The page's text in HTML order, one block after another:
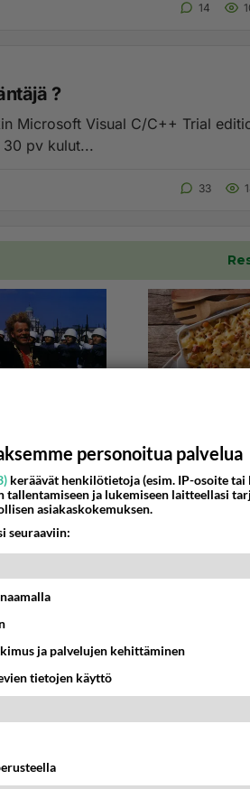
14
?
Microsoft Visual C/C++ Trial
30 pv kulut...
33
kaikkea hyötyohjelmista
NULL-sanaan mut...
personoitua palvelua
keräävät henkilötietoja (esim. IP-osoite
ja lukemiseen laitteellasi
asiakaskokemuksen.
seuraaviin:
ja palvelujen kehittäminen
tietojen käyttö